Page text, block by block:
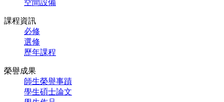
空間設備
課程資訊
必修
選修
歷年課程
榮譽成果
師生榮譽事蹟
學生碩士論文